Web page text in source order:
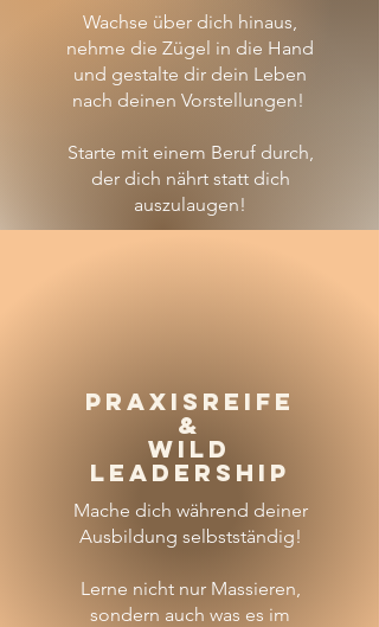
Wachse über dich hinaus,
nehme die Zügel in die Hand
und gestalte dir dein Leben
nach deinen Vorstellungen!
Starte mit einem Beruf durch,
der dich nährt statt dich
auszulaugen!
Praxisreife
&
Wild
Leadership
Mache dich während deiner
Ausbildung selbstständig!
Lerne nicht nur Massieren,
sondern auch was es im